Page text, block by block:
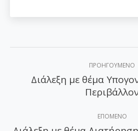
navigation
ΠΡΟΗΓΟΎΜΕΝΟ
άρθρο:
Διάλεξη με θέμα
ΕΠΌΜΕΝΟ